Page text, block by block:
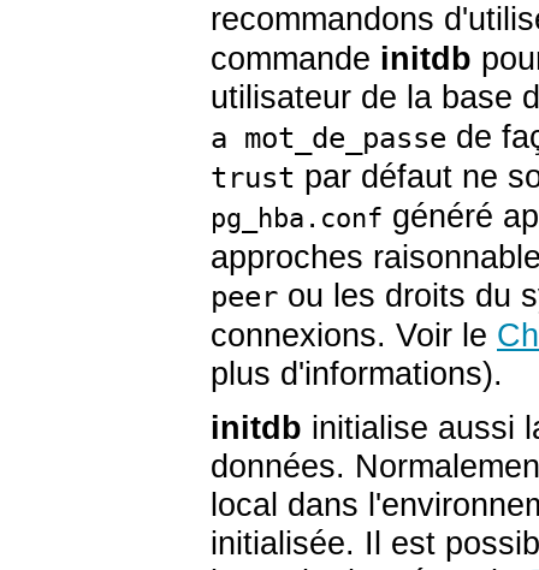
recommandons
commande initdb
utilisateur de la base
a mot_de_passe de
trust par défaut ne
pg_hba.conf généré
approches
peer ou les droits du
connexions. Voir le
plus d'informations).
initdb initialise aussi
données.
local dans
initialisée. Il est